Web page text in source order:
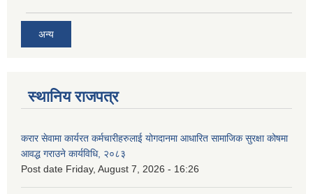
अन्य
स्थानिय राजपत्र
करार सेवामा कार्यरत कर्मचारीहरुलाई योगदानमा आधारित सामाजिक सुरक्षा कोषमा
आवद्ध गराउने कार्यविधि, २०८३
Post date Friday, August 7, 2026 - 16:26